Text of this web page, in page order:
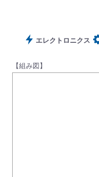
よくあるご質問(FAQ)・用語集
エレクトロニクス
【組み図】